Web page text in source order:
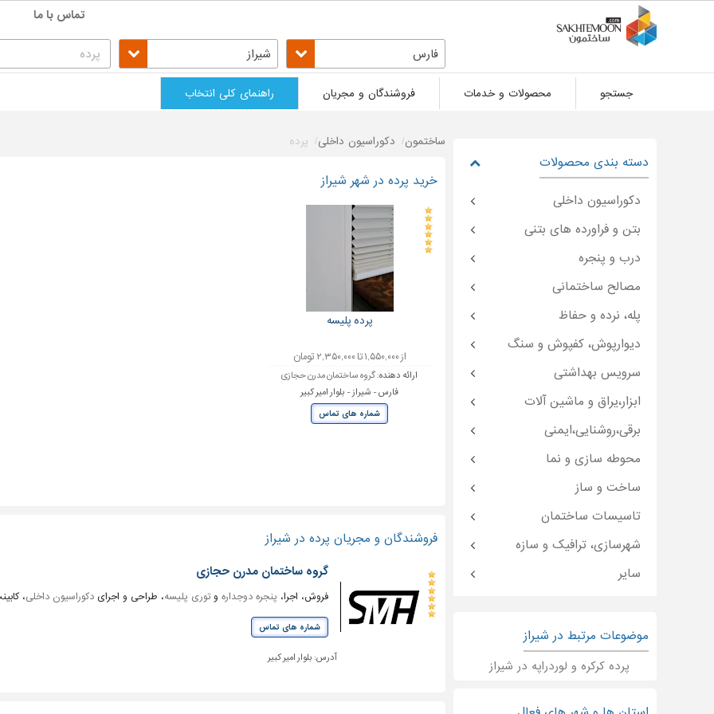
تماس با ما
فارس شیراز
جستجو محصولات و خدمات فروشندگان و مجریان راهنمای کلی انتخاب
ساختمون دکوراسیون داخلی پرده
خرید پرده در شهر شیراز
پرده پلیسه
از ۱,۵۵۰,۰۰۰ تا ۲,۳۵۰,۰۰۰ تومان
ارائه دهنده:گروه ساختمان مدرن حجازی
فارس - شیراز - بلوار امیر کبیر
شماره های تماس
فروشندگان و مجریان پرده در شیراز
گروه ساختمان مدرن حجازی
فروش، اجرا، پنجره دوجداره وتوری پلیسه، طراحی و اجرای دکوراسیون داخلی،
شماره های تماس
آدرس: بلوار امیر کبیر
دسته بندی محصولات
دکوراسیون داخلی
بتن و فراورده های بتنی
درب و پنجره
مصالح ساختمانی
پله، نرده و حفاظ
دیوارپوش، کفپوش و سنگ
سرویس بهداشتی
ابزار،یراق و ماشین آلات
برقی،روشنایی،ایمنی
محوطه سازی و نما
ساخت و ساز
تاسیسات ساختمان
شهرسازی، ترافیک و سازه
سایر
موضوعات مرتبط در شیراز
پرده کرکره و لوردراپه در شیراز